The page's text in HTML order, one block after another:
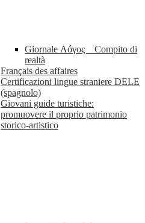
Giornale Λóγος _ Compito di
realtà
Français des affaires
Certificazioni lingue straniere DELE
(spagnolo)
Giovani guide turistiche:
promuovere il proprio patrimonio
storico-artistico